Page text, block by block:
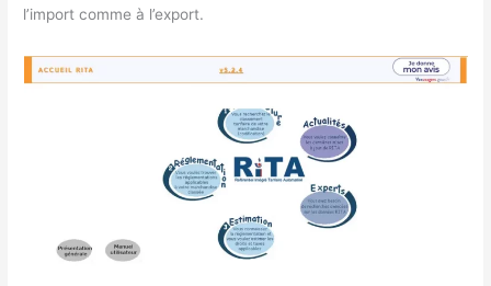
l’import comme à l’export.